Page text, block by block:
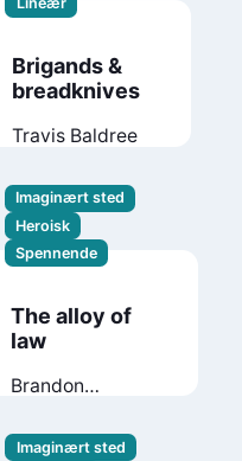
Brigands &
breadknives
Travis Baldree
Imaginært sted
Heroisk
Spennende
The alloy of
law
Brandon
Imaginært sted